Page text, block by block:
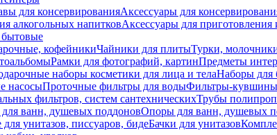
для консервированияАксессуары для
алкогольных напитковАксессуары для
кофейникиЧайники для плитыТурки,
Рамки для фотографий, картинПредметы
наборы косметики для лица и телаНаборы для
насосыПроточные фильтры для водыФильтры-кувшины
фильтров, систем сантехническихТрубы
ванн, душевых поддоновОпоры для ванн, душевых
унитазов, писсуаров, бидеБачки для унитазов